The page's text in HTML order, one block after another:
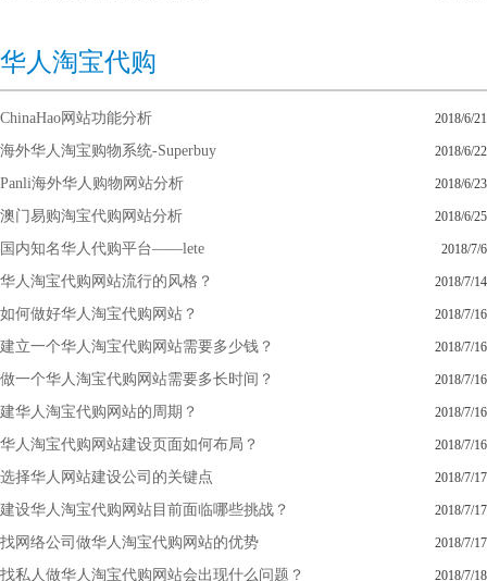
华人淘宝代购
ChinaHao网站功能分析 2018/6/21
海外华人淘宝购物系统-Superbuy 2018/6/22
Panli海外华人购物网站分析 2018/6/23
澳门易购淘宝代购网站分析 2018/6/25
国内知名华人代购平台——lete 2018/7/6
华人淘宝代购网站流行的风格？ 2018/7/14
如何做好华人淘宝代购网站？ 2018/7/16
建立一个华人淘宝代购网站需要多少钱？ 2018/7/16
做一个华人淘宝代购网站需要多长时间？ 2018/7/16
建华人淘宝代购网站的周期？ 2018/7/16
华人淘宝代购网站建设页面如何布局？ 2018/7/16
选择华人网站建设公司的关键点 2018/7/17
建设华人淘宝代购网站目前面临哪些挑战？ 2018/7/17
找网络公司做华人淘宝代购网站的优势 2018/7/17
找私人做华人淘宝代购网站会出现什么问题？ 2018/7/18